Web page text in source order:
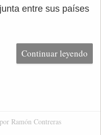
entre sus países
Continuar leyendo
Ramón Contreras